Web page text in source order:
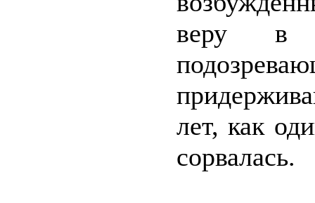
веру в
лет, как
сорвалась.